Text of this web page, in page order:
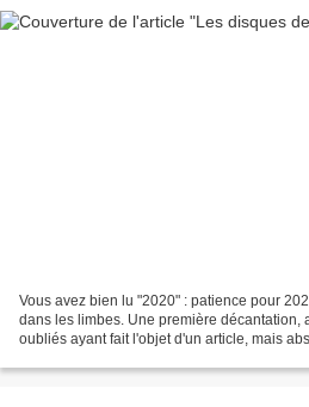
Vous avez bien lu "2020" : patience pour
dans les limbes. Une première décantation,
oubliés ayant fait l'objet d'un article, mais